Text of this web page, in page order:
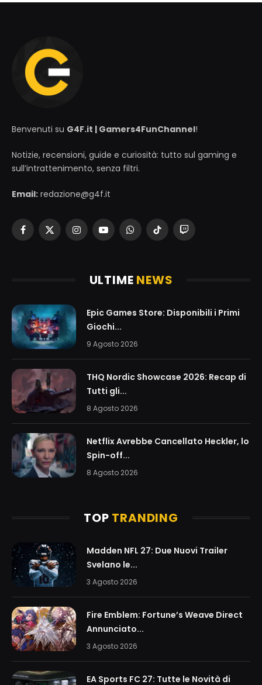
Benvenuti su G4F.it | Gamers4FunChannel!
Notizie, recensioni, guide e curiosità: tutto sul gaming e
sull’intrattenimento, senza filtri.
Email: redazione@g4f.it
Facebook
X
InstagramYouTubeWhatsAppTikTokTwitch
ULTIME NEWS
Epic Games Store: Disponibili i Primi
Giochi...
9 Agosto 2026
THQ Nordic Showcase 2026: Recap di
Tutti gli...
8 Agosto 2026
Netflix Avrebbe Cancellato Heckler, lo
Spin-off...
8 Agosto 2026
TOP TRANDING
Madden NFL 27: Due Nuovi Trailer
Svelano le...
3 Agosto 2026
Fire Emblem: Fortune’s Weave Direct
Annunciato...
3 Agosto 2026
EA Sports FC 27: Tutte le Novità di